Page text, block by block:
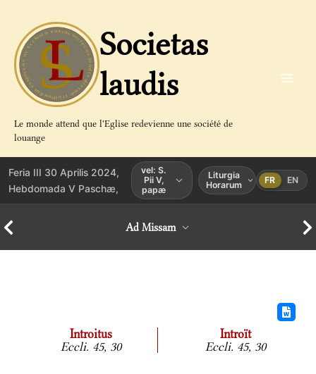
contenu
Societas
laudis
Le monde attend que l'Eglise redevienne une société de
louange
Feria III 30 Aprilis 2024,
Hebdomada V Paschæ,
vel: S.
Pii V,
papæ
Liturgia
Horarum
FR EN
Ad Missam
Introitus
Introït
Eccli. 45, 30
Eccli. 45, 30